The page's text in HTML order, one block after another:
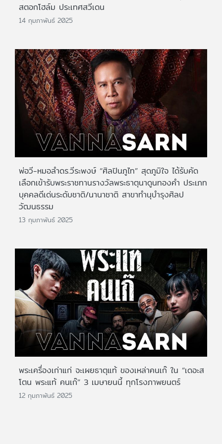
สตอกโฮล์ม ประเทศสวีเดน
14 กุมภาพันธ์ 2025
พ่อวี-หมอลำดร.วีระพงษ์ “ศิลปินภูไท” สุดภูมิใจ ได้รับคัด
เลือกเข้ารับพระราชทานรางวัลพระธาตุนาดูนทองคำ ประเภท
บุคคลดีเด่นระดับชาติ/นานาชาติ สาขาทำนุบำรุงศิลป
วัฒนธรรม
13 กุมภาพันธ์ 2025
พระเครื่องเก่าแก่ จะเผยธาตุแท้ ของเหล่าคนเก๊ ใน “เดอะส
โตน พระแท้ คนเก๊” 3 เมษายนนี้ ทุกโรงภาพยนตร์
12 กุมภาพันธ์ 2025